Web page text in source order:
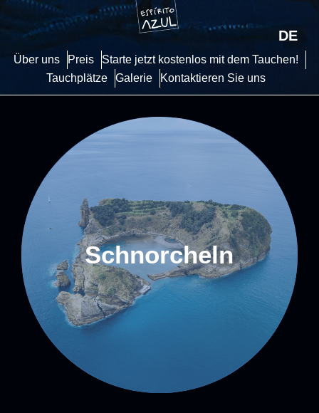
Über uns Preis
Starte jetzt kostenlos mit dem Tauchen!
Tauchplätze
Galerie Kontaktieren Sie uns
DE
Schnorcheln